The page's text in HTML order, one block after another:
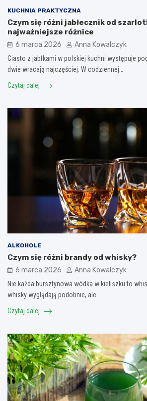
KUCHNIA PRAKTYCZNA
Czym się różni jabłecznik od
najważniejsze różnice
6 marca 2026 Anna Kowalczyk
Ciasto z jabłkami w polskiej kuchni występuje
dwie wracają najczęściej. W codziennej…
Czytaj dalej
ALKOHOLE
Czym się różni brandy od whisky?
6 marca 2026 Anna Kowalczyk
Nie każda bursztynowa wódka w kieliszku to
whisky wyglądają podobnie, ale…
Czytaj dalej